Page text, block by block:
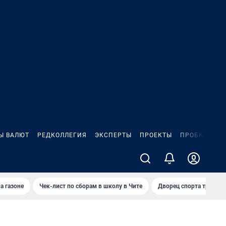
ВАЛЮТ РЕДКОЛЛЕГИЯ ЭКСПЕРТЫ ПРОЕКТЫ ПРОБКИ
газоне Чек-лист по сборам в школу в Чите Дворец спорта